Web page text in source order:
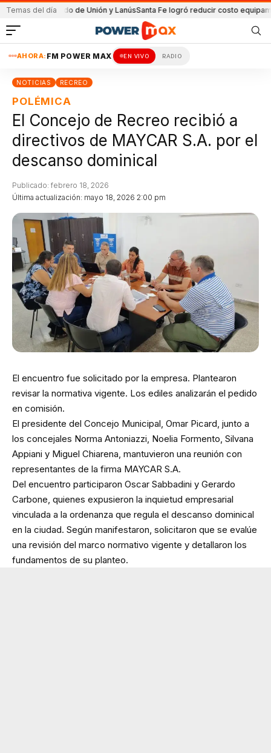
Temas del día
el partido de Unión y LanúsSanta Fe logró reducir costo equipamiento
AHORA: FM POWER MAX EN VIVO RADIO
NOTICIAS RECREO
POLÉMICA
El Concejo de Recreo recibió a
directivos de MAYCAR S.A. por el
descanso dominical
Última actualización: mayo 18, 2026 2:00 pm
Publicado: febrero 18, 2026
El encuentro fue solicitado por la empresa. Plantearon
revisar la normativa vigente. Los ediles analizarán el pedido
en comisión.
El presidente del Concejo Municipal, Omar Picard, junto a
los concejales Norma Antoniazzi, Noelia Formento, Silvana
Appiani y Miguel Chiarena, mantuvieron una reunión con
representantes de la firma MAYCAR S.A.
Del encuentro participaron Oscar Sabbadini y Gerardo
Carbone, quienes expusieron la inquietud empresarial
vinculada a la ordenanza que regula el descanso dominical
en la ciudad. Según manifestaron, solicitaron que se evalúe
una revisión del marco normativo vigente y detallaron los
fundamentos de su planteo.